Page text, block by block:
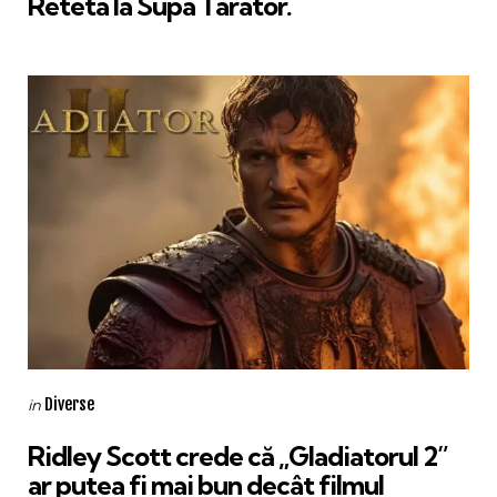
Categories
Posted
in Diverse
Ridley Scott crede că „Gladiatorul 2”
ar putea fi mai bun decât filmul